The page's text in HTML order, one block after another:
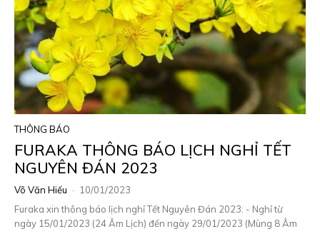
THÔNG BÁO
FURAKA THÔNG BÁO LỊCH NGHỈ TẾT
NGUYÊN ĐÁN 2023
Võ Văn Hiếu - 10/01/2023
Furaka xin thông báo lịch nghỉ Tết Nguyên Đán 2023: - Nghỉ từ
ngày 15/01/2023 (24 Âm Lịch) đến ngày 29/01/2023 (Mùng 8 Âm